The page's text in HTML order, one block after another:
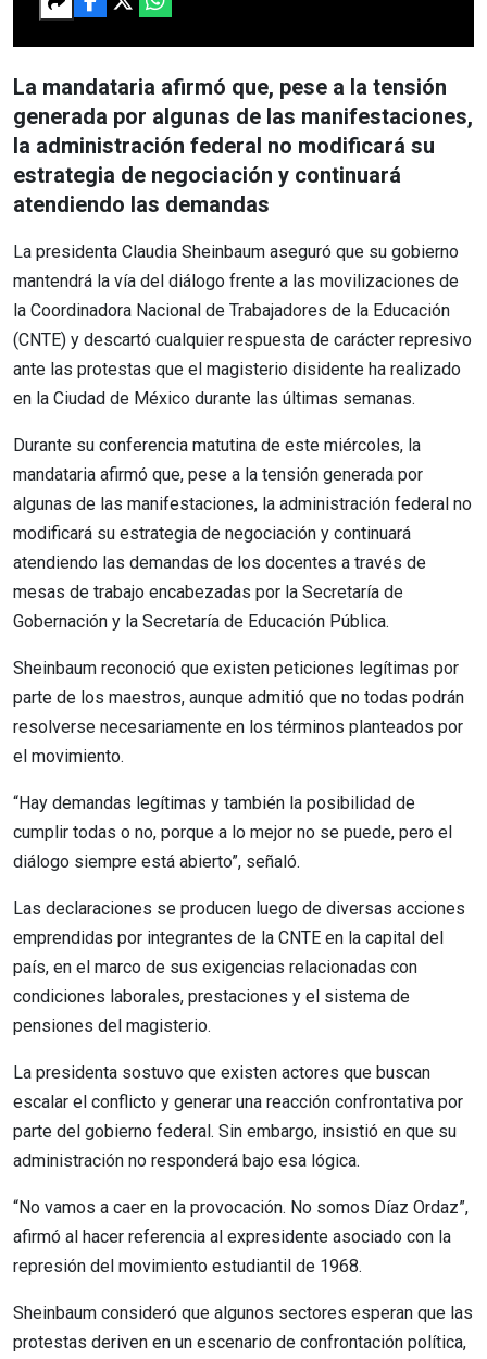
La mandataria afirmó que, pese a la tensión
generada por algunas de las manifestaciones,
la administración federal no modificará su
estrategia de negociación y continuará
atendiendo las demandas
La presidenta Claudia Sheinbaum aseguró que su gobierno
mantendrá la vía del diálogo frente a las movilizaciones de
la Coordinadora Nacional de Trabajadores de la Educación
(CNTE) y descartó cualquier respuesta de carácter represivo
ante las protestas que el magisterio disidente ha realizado
en la Ciudad de México durante las últimas semanas.
Durante su conferencia matutina de este miércoles, la
mandataria afirmó que, pese a la tensión generada por
algunas de las manifestaciones, la administración federal no
modificará su estrategia de negociación y continuará
atendiendo las demandas de los docentes a través de
mesas de trabajo encabezadas por la Secretaría de
Gobernación y la Secretaría de Educación Pública.
Sheinbaum reconoció que existen peticiones legítimas por
parte de los maestros, aunque admitió que no todas podrán
resolverse necesariamente en los términos planteados por
el movimiento.
“Hay demandas legítimas y también la posibilidad de
cumplir todas o no, porque a lo mejor no se puede, pero el
diálogo siempre está abierto”, señaló.
Las declaraciones se producen luego de diversas acciones
emprendidas por integrantes de la CNTE en la capital del
país, en el marco de sus exigencias relacionadas con
condiciones laborales, prestaciones y el sistema de
pensiones del magisterio.
La presidenta sostuvo que existen actores que buscan
escalar el conflicto y generar una reacción confrontativa por
parte del gobierno federal. Sin embargo, insistió en que su
administración no responderá bajo esa lógica.
“No vamos a caer en la provocación. No somos Díaz Ordaz”,
afirmó al hacer referencia al expresidente asociado con la
represión del movimiento estudiantil de 1968.
Sheinbaum consideró que algunos sectores esperan que las
protestas deriven en un escenario de confrontación política,